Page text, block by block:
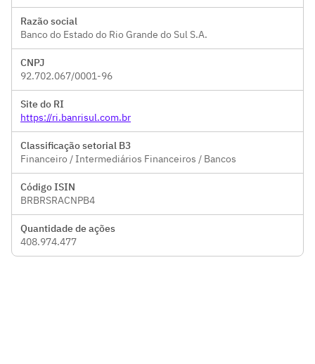
Razão social
Banco do Estado do Rio Grande do Sul S.A.
CNPJ
92.702.067/0001-96
Site do RI
https://ri.banrisul.com.br
Classificação setorial B3
Financeiro / Intermediários Financeiros / Bancos
Código ISIN
BRBRSRACNPB4
Quantidade de ações
408.974.477